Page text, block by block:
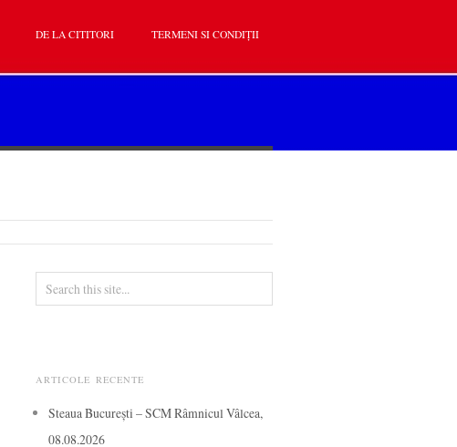
DE LA CITITORI TERMENI SI CONDIȚII
ARTICOLE RECENTE
Steaua București – SCM Râmnicul Vâlcea,
08.08.2026